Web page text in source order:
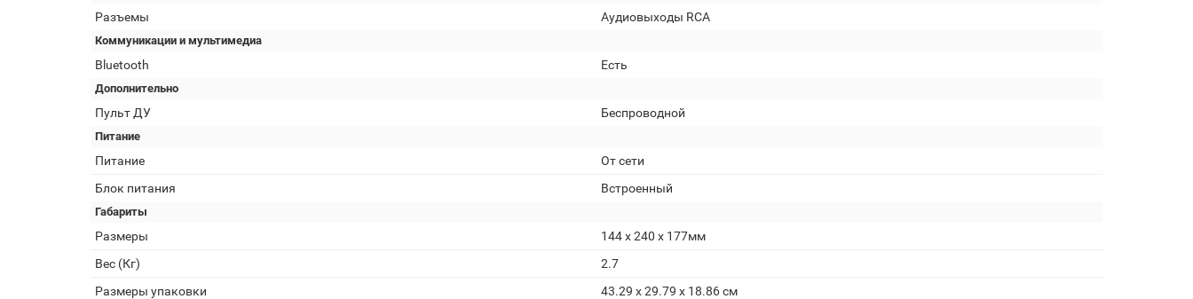
Разъемы Аудиовыходы RCA
Коммуникации и мультимедиа
Bluetooth Есть
Дополнительно
Пульт ДУ Беспроводной
Питание
Питание
От сети
Блок питания
Встроенный
Габариты
Размеры
144 х 240 х 177мм
Вес (Кг)
2.7
Размеры упаковки
43.29 x 29.79 x 18.86 см